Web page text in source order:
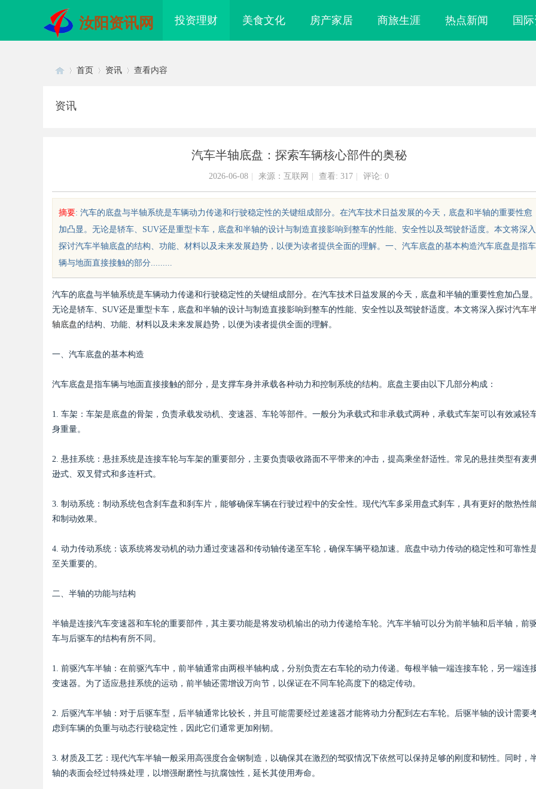
汝阳资讯网 投资理财 美食文化 房产家居 商旅生涯 热点新闻 国
sc
uz
!
Bo
ar
首页 资讯 查看内容
资讯
汽车半轴底盘：探索车辆核心部件的奥秘
2026-06-08 来源：互联网 查看: 317 评论: 0
摘要: 汽车的底盘与半轴系统是车辆动力传递和行驶稳定性的关键组成部分。在汽车技术日益发展的今天，底盘和半轴的重要性愈
加凸显。无论是轿车、SUV还是重型卡车，底盘和半轴的设计与制造直接影响到整车的性能、安全性以及驾驶舒适度。本文将深入
探讨汽车半轴底盘的结构、功能、材料以及未来发展趋势，以便为读者提供全面的理解。一、汽车底盘的基本构造汽车底盘是指车
辆与地面直接接触的部分.........
汽车的底盘与半轴系统是车辆动力传递和行驶稳定性的关键组成部分。在汽车技术日益发展的今天，底盘和半轴的重要性愈加凸显。
无论是轿车、SUV还是重型卡车，底盘和半轴的设计与制造直接影响到整车的性能、安全性以及驾驶舒适度。本文将深入探讨汽车
轴底盘的结构、功能、材料以及未来发展趋势，以便为读者提供全面的理解。
一、汽车底盘的基本构造
汽车底盘是指车辆与地面直接接触的部分，是支撑车身并承载各种动力和控制系统的结构。底盘主要由以下几部分构成：
1. 车架：车架是底盘的骨架，负责承载发动机、变速器、车轮等部件。一般分为承载式和非承载式两种，承载式车架可以有效减轻
身重量。
2. 悬挂系统：悬挂系统是连接车轮与车架的重要部分，主要负责吸收路面不平带来的冲击，提高乘坐舒适性。常见的悬挂类型有麦
逊式、双叉臂式和多连杆式。
3. 制动系统：制动系统包含刹车盘和刹车片，能够确保车辆在行驶过程中的安全性。现代汽车多采用盘式刹车，具有更好的散热性
和制动效果。
4. 动力传动系统：该系统将发动机的动力通过变速器和传动轴传递至车轮，确保车辆平稳加速。底盘中动力传动的稳定性和可靠性
至关重要的。
二、半轴的功能与结构
半轴是连接汽车变速器和车轮的重要部件，其主要功能是将发动机输出的动力传递给车轮。汽车半轴可以分为前半轴和后半轴，前
车与后驱车的结构有所不同。
1. 前驱汽车半轴：在前驱汽车中，前半轴通常由两根半轴构成，分别负责左右车轮的动力传递。每根半轴一端连接车轮，另一端连
变速器。为了适应悬挂系统的运动，前半轴还需增设万向节，以保证在不同车轮高度下的稳定传动。
2. 后驱汽车半轴：对于后驱车型，后半轴通常比较长，并且可能需要经过差速器才能将动力分配到左右车轮。后驱半轴的设计需要
虑到车辆的负重与动态行驶稳定性，因此它们通常更加刚韧。
3. 材质及工艺：现代汽车半轴一般采用高强度合金钢制造，以确保其在激烈的驾驭情况下依然可以保持足够的刚度和韧性。同时，
轴的表面会经过特殊处理，以增强耐磨性与抗腐蚀性，延长其使用寿命。
门私家侦探：揭秘现代城市的隐秘
全解析